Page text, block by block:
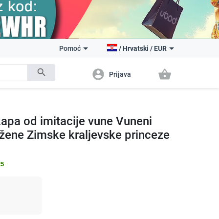
search
Pomoć / Hrvatski / EUR
account_circle Prijava shopping_basket
od imitacije vune Vuneni
Zimske kraljevske princeze